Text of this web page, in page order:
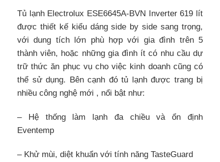
Tủ lạnh Electrolux ESE6645A-BVN Inverter 619 lít
được thiết kế kiểu dáng side by side sang trọng,
với dung tích lớn phù hợp với gia đình trên 5
thành viên, hoặc những gia đình ít có nhu cầu dự
trữ thức ăn phục vụ cho việc kinh doanh cũng có
thể sử dụng. Bên cạnh đó tủ lạnh được trang bị
nhiều công nghệ mới , nổi bật như:
– Hệ thống làm lạnh đa chiều và ổn định
Eventemp
– Khử mùi, diệt khuẩn với tính năng TasteGuard